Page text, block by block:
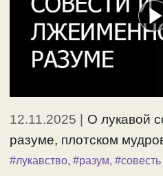
12.11.2025
О лукавой
разуме, плотском
#лукавство, #разум, #совесть